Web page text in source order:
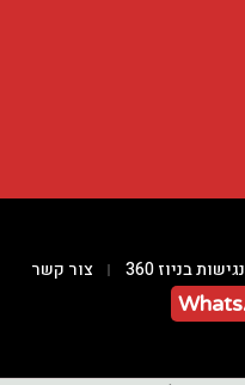
נגישות בניוז 360 צור קשר